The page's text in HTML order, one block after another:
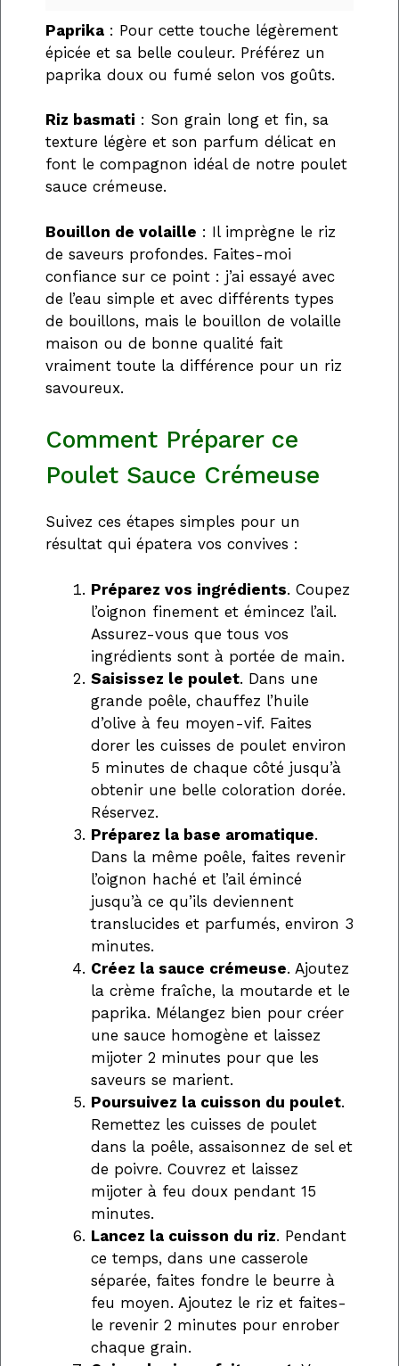
Paprika : Pour cette touche légèrement
épicée et sa belle couleur. Préférez un
paprika doux ou fumé selon vos goûts.
Riz basmati : Son grain long et fin, sa
texture légère et son parfum délicat en
font le compagnon idéal de notre poulet
sauce crémeuse.
Bouillon de volaille : Il imprègne le riz
de saveurs profondes. Faites-moi
confiance sur ce point : j’ai essayé avec
de l’eau simple et avec différents types
de bouillons, mais le bouillon de volaille
maison ou de bonne qualité fait
vraiment toute la différence pour un riz
savoureux.
Comment Préparer ce
Poulet Sauce Crémeuse
Suivez ces étapes simples pour un
résultat qui épatera vos convives :
Préparez vos ingrédients. Coupez
l’oignon finement et émincez l’ail.
Assurez-vous que tous vos
ingrédients sont à portée de main.
Saisissez le poulet. Dans une
grande poêle, chauffez l’huile
d’olive à feu moyen-vif. Faites
dorer les cuisses de poulet environ
5 minutes de chaque côté jusqu’à
obtenir une belle coloration dorée.
Réservez.
Préparez la base aromatique.
Dans la même poêle, faites revenir
l’oignon haché et l’ail émincé
jusqu’à ce qu’ils deviennent
translucides et parfumés, environ 3
minutes.
Créez la sauce crémeuse. Ajoutez
la crème fraîche, la moutarde et le
paprika. Mélangez bien pour créer
une sauce homogène et laissez
mijoter 2 minutes pour que les
saveurs se marient.
Poursuivez la cuisson du poulet.
Remettez les cuisses de poulet
dans la poêle, assaisonnez de sel et
de poivre. Couvrez et laissez
mijoter à feu doux pendant 15
minutes.
Lancez la cuisson du riz. Pendant
ce temps, dans une casserole
séparée, faites fondre le beurre à
feu moyen. Ajoutez le riz et faites-
le revenir 2 minutes pour enrober
chaque grain.